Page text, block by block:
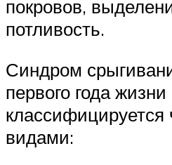
покровов,
потливость.
Синдром
первого года жизни
видами: